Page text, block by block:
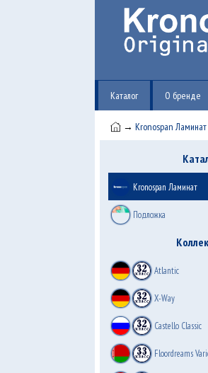
Каталог О бренде
→ Kronospan Ламинат
Kronospan Ламинат
Подложка
Atlantic
X-Way
Castello Classic
Floordreams